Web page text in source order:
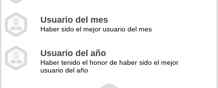
Usuario del mes
Haber sido el mejor usuario del mes
Usuario del año
Haber tenido el honor de haber sido el mejor
usuario del año